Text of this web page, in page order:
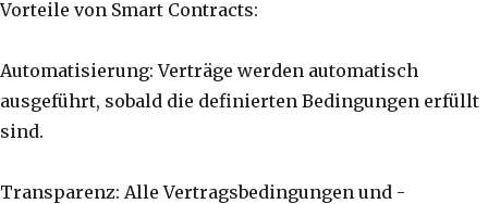
Vorteile von Smart Contracts:
Automatisierung: Verträge werden automatisch
ausgeführt, sobald die definierten Bedingungen erfüllt
sind.
Transparenz: Alle Vertragsbedingungen und -